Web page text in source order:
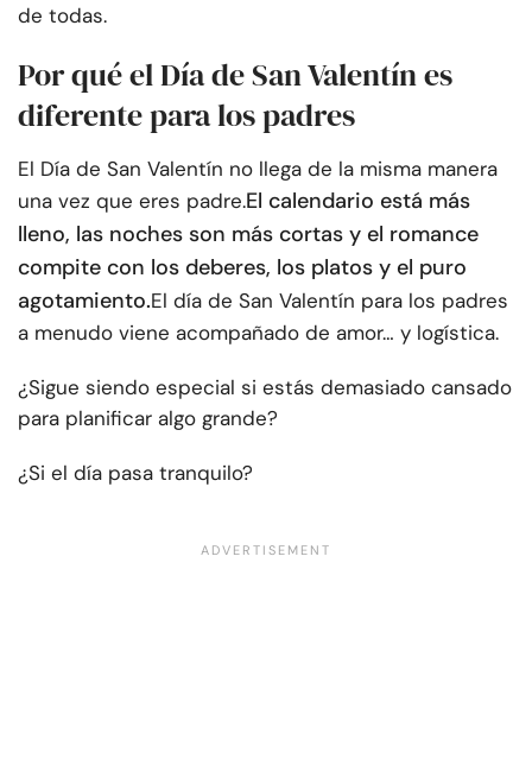
de todas.
Por qué el Día de San Valentín es
diferente para los padres
El Día de San Valentín no llega de la misma manera
una vez que eres padre.El calendario está más
lleno, las noches son más cortas y el romance
compite con los deberes, los platos y el puro
agotamiento.El día de San Valentín para los padres
a menudo viene acompañado de amor… y logística.
¿Sigue siendo especial si estás demasiado cansado
para planificar algo grande?
¿Si el día pasa tranquilo?